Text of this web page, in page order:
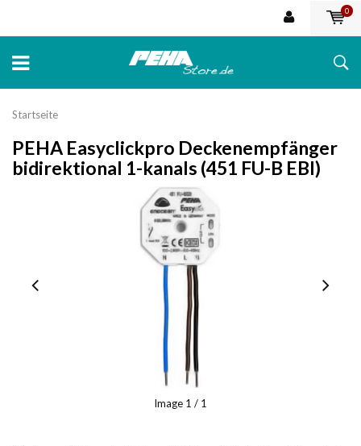
0
Startseite
PEHA Easyclickpro Deckenempfänger
bidirektional 1-kanals (451 FU-B EBI)
Image 1 / 1